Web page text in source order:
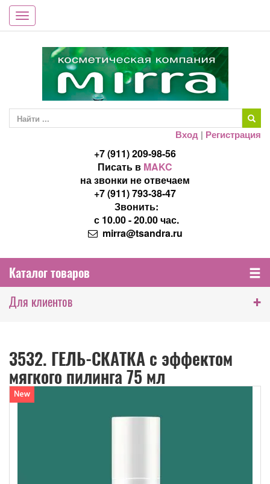
Toggle
navigation
Вход | Регистрация
+7 (911) 209-98-56
Писать в MAKC
на звонки не отвечаем
+7 (911) 793-38-47
Звонить:
с 10.00 - 20.00 час.
mirra@tsandra.ru
Каталог товаров
Для клиентов
+
3532. ГЕЛЬ-СКАТКА с эффектом
мягкого пилинга 75 мл